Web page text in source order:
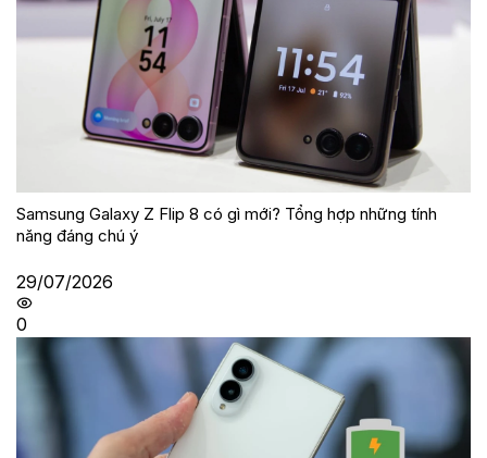
Samsung Galaxy Z Flip 8 có gì mới? Tổng hợp những tính
năng đáng chú ý
29/07/2026
0